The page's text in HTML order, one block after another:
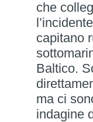
che
capitano
Baltico.
ma ci
indagine